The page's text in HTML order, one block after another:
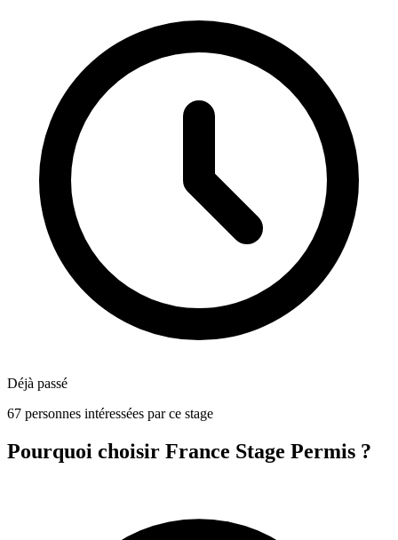
Déjà passé
67 personnes intéressées par ce stage
Pourquoi choisir France Stage Permis ?